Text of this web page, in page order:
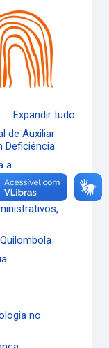
Expandir tudo
de Auxiliar
Deficiência
a
no